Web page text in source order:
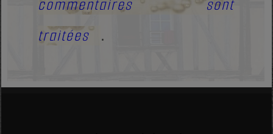
commentaires sont
traitées
.